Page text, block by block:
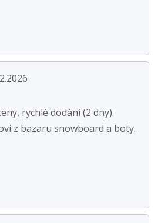
rychlé dodání (2 dny).
z bazaru snowboard a boty.